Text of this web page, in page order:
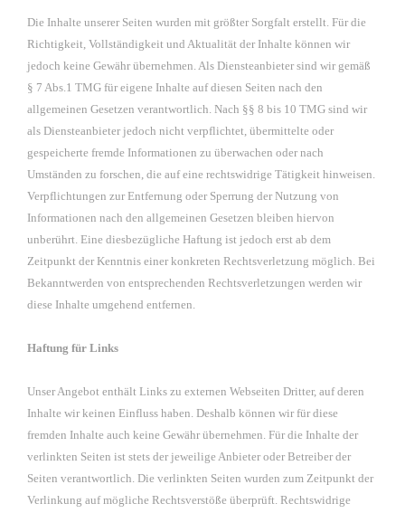
Die Inhalte unserer Seiten wurden mit größter Sorgfalt erstellt. Für die
Richtigkeit, Vollständigkeit und Aktualität der Inhalte können wir
jedoch keine Gewähr übernehmen. Als Diensteanbieter sind wir gemäß
§ 7 Abs.1 TMG für eigene Inhalte auf diesen Seiten nach den
allgemeinen Gesetzen verantwortlich. Nach §§ 8 bis 10 TMG sind wir
als Diensteanbieter jedoch nicht verpflichtet, übermittelte oder
gespeicherte fremde Informationen zu überwachen oder nach
Umständen zu forschen, die auf eine rechtswidrige Tätigkeit hinweisen.
Verpflichtungen zur Entfernung oder Sperrung der Nutzung von
Informationen nach den allgemeinen Gesetzen bleiben hiervon
unberührt. Eine diesbezügliche Haftung ist jedoch erst ab dem
Zeitpunkt der Kenntnis einer konkreten Rechtsverletzung möglich. Bei
Bekanntwerden von entsprechenden Rechtsverletzungen werden wir
diese Inhalte umgehend entfernen.
Haftung für Links
Unser Angebot enthält Links zu externen Webseiten Dritter, auf deren
Inhalte wir keinen Einfluss haben. Deshalb können wir für diese
fremden Inhalte auch keine Gewähr übernehmen. Für die Inhalte der
verlinkten Seiten ist stets der jeweilige Anbieter oder Betreiber der
Seiten verantwortlich. Die verlinkten Seiten wurden zum Zeitpunkt der
Verlinkung auf mögliche Rechtsverstöße überprüft. Rechtswidrige